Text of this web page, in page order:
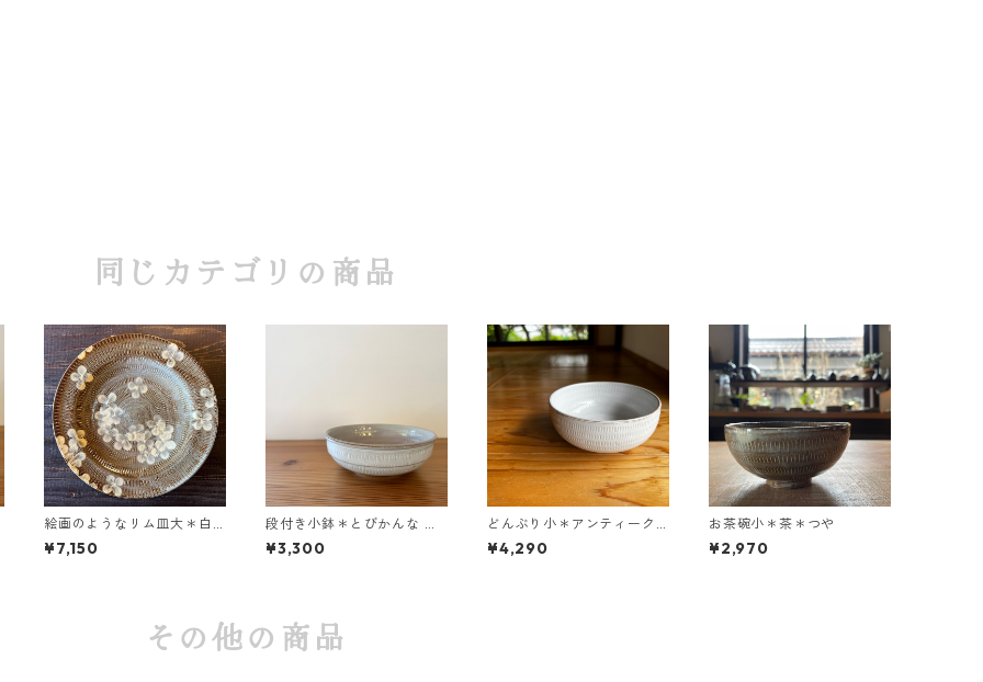
同じカテゴリの商品
絵画のようなリム皿大＊白
い花「Tuuli(トゥーリ）」＊
つや
¥7,150
段付き小鉢＊とびかんな ＊
アンティークホワイト
¥3,300
どんぶり小＊アンティーク
ホワイト
¥4,290
お茶碗小＊茶＊つや
¥2,970
その他の商品